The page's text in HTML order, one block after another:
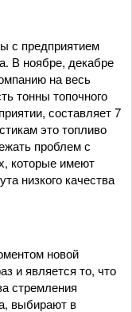
с предприятием
В ноябре, декабре
на весь
тонны топочного
составляет 7
это топливо
проблем с
которые имеют
низкого качества
новой
и является то, что
стремления
выбирают в